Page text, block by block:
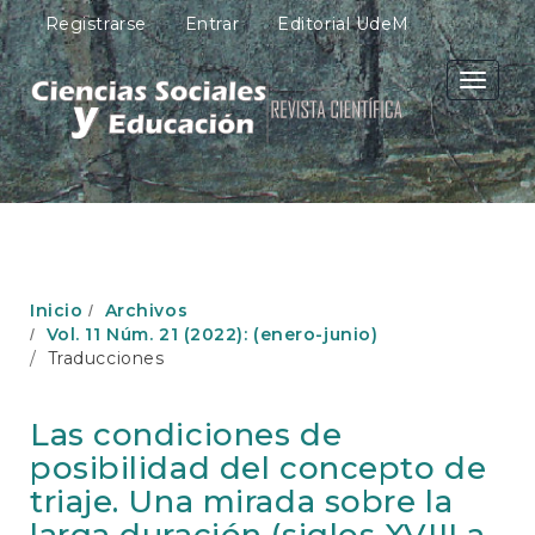
N
a
v
e
g
a
c
i
ó
n
c
l
C
o
n
Registrarse Entrar Editorial UdeM
Toggle
Inicio
Archivos
Vol. 11 Núm. 21 (2022): (enero-junio)
Traducciones
Las condiciones de
posibilidad del concepto de
triaje. Una mirada sobre la